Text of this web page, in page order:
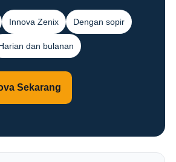
Innova Zenix Dengan sopir
dan bulanan
Sekarang